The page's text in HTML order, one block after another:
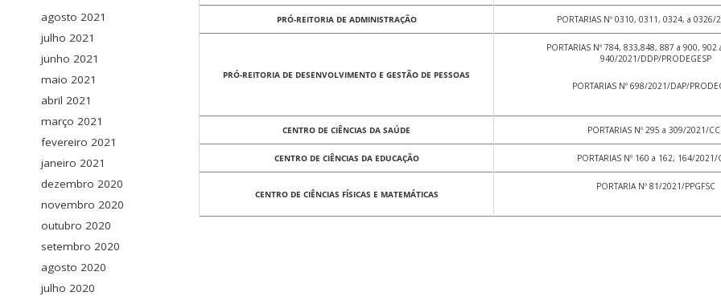
agosto 2021
julho 2021
junho 2021
maio 2021
abril 2021
março 2021
fevereiro 2021
janeiro 2021
dezembro 2020
novembro 2020
outubro 2020
setembro 2020
agosto 2020
julho 2020
PRÓ-REITORIA DE ADMINISTRAÇÃO PORTARIAS Nº 0310, 0311, 0324, a 0326/
PRÓ-REITORIA DE DESENVOLVIMENTO E GESTÃO DE PESSOAS
PORTARIAS Nº 784, 833,848, 887 a 900, 902
940/2021/DDP/PRODEGESP
PORTARIAS Nº 698/2021/DAP/
CENTRO DE CIÊNCIAS DA SAÚDE PORTARIAS Nº 295 a 309/2021/
CENTRO DE CIÊNCIAS DA EDUCAÇÃO PORTARIAS Nº 160 a 162, 164/2021/
CENTRO DE CIÊNCIAS FÍSICAS E MATEMÁTICAS
PORTARIA Nº 81/2021/PPGFSC